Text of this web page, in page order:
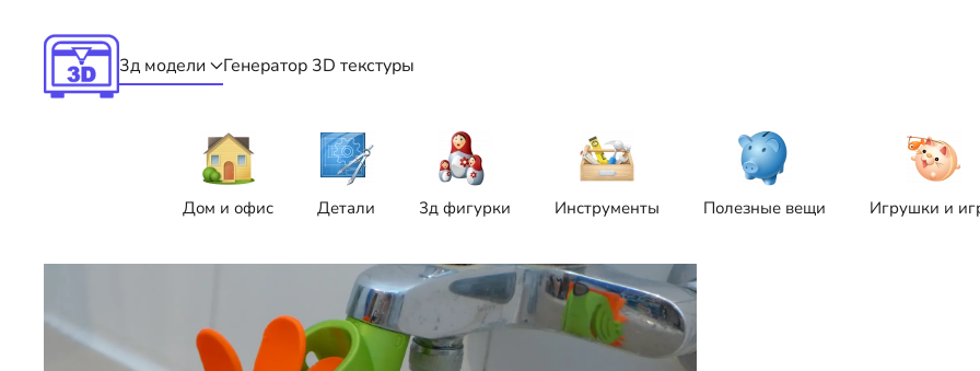
Skip to main content
3д модели Генератор 3D текстуры
Дом и офис Детали 3д фигурки Инструменты Полезные вещи Игрушки и